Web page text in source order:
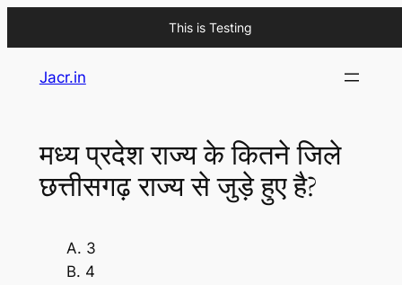
This is Testing
Jacr.in
मध्य प्रदेश राज्य के कितने जिले
छत्तीसगढ़ राज्य से जुड़े हुए है?
A. 3
B. 4